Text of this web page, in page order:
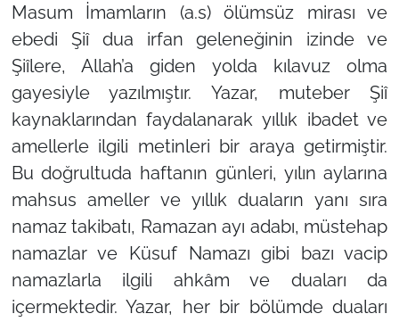
Masum İmamların (a.s) ölümsüz mirası ve
ebedi Şiî dua irfan geleneğinin izinde ve
Şiîlere, Allah’a giden yolda kılavuz olma
gayesiyle yazılmıştır. Yazar, muteber Şiî
kaynaklarından faydalanarak yıllık ibadet ve
amellerle ilgili metinleri bir araya getirmiştir.
Bu doğrultuda haftanın günleri, yılın aylarına
mahsus ameller ve yıllık duaların yanı sıra
namaz takibatı, Ramazan ayı adabı, müstehap
namazlar ve Küsuf Namazı gibi bazı vacip
namazlarla ilgili ahkâm ve duaları da
içermektedir. Yazar, her bir bölümde duaları